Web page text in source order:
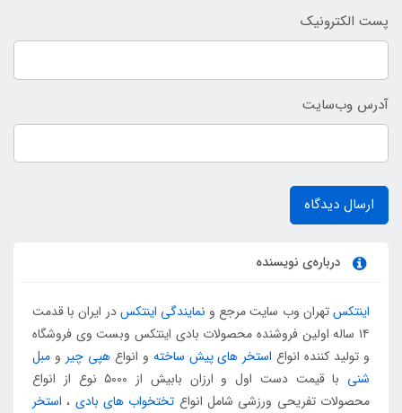
پست الکترونیک
آدرس وب‌سایت
ارسال دیدگاه
درباره‌ی نویسنده
اینتکستهران وب سایت مرجع و نمایندگی اینتکسدر ایران با قدمت
۱۴ ساله اولین فروشنده محصولات بادی اینتکس وبست وی فروشگاه
و تولید کننده انواع استخر های پیش ساخته و انواعهپی چیر و مبل
شنی
با قیمت دست اول و ارزان بابیش از ۵۰۰۰ نوع از انواع
محصولات تفریحی ورزشی شامل انواع تختخواب های بادی ، استخر